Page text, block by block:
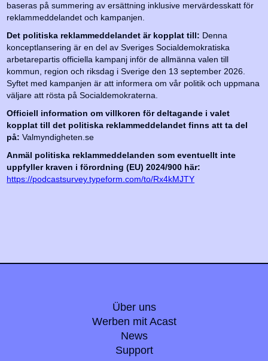
baseras på summering av ersättning inklusive mervärdesskatt för
reklammeddelandet och kampanjen.
Det politiska reklammeddelandet är kopplat till: Denna
konceptlansering är en del av Sveriges Socialdemokratiska
arbetarepartis officiella kampanj inför de allmänna valen till
kommun, region och riksdag i Sverige den 13 september 2026.
Syftet med kampanjen är att informera om vår politik och uppmana
väljare att rösta på Socialdemokraterna.
Officiell information om villkoren för deltagande i valet
kopplat till det politiska reklammeddelandet finns att ta del
på: Valmyndigheten.se
Anmäl politiska reklammeddelanden som eventuellt inte
uppfyller kraven i förordning (EU) 2024/900 här:
https://podcastsurvey.typeform.com/to/Rx4kMJTY
Über uns
Werben mit Acast
News
Support